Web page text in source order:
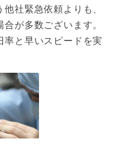
社緊急依頼よりも、
が多数ございます。
と早いスピードを実